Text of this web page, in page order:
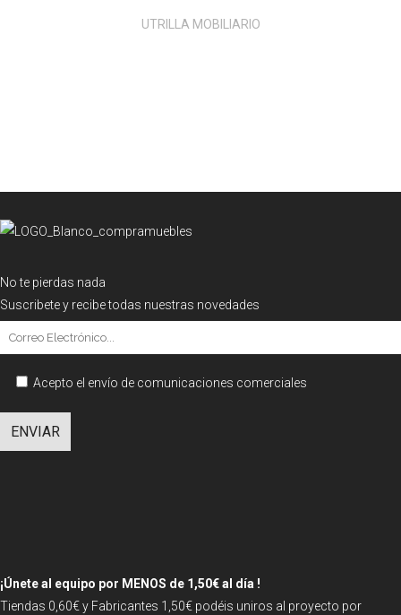
UTRILLA MOBILIARIO
No te pierdas nada
Suscribete y recibe todas nuestras novedades
Acepto el envío de comunicaciones comerciales
¡Únete al equipo por MENOS de 1,50€ al día !
Tiendas 0,60€ y Fabricantes 1,50€ podéis uniros al proyecto por